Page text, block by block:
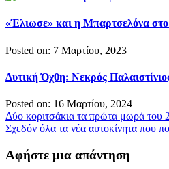
«Έλιωσε» και η Μπαρτσελόνα στο
Posted on: 7 Μαρτίου, 2023
Δυτική Όχθη: Νεκρός
Posted on: 16 Μαρτίου, 2024
Πλοήγηση
άρθρων
Δύο κοριτσάκια τα πρώτα μωρά του
Σχεδόν όλα τα νέα αυτοκίνητα που
Αφήστε μια απάντηση